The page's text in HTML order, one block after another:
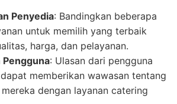
Penyedia: Bandingkan beberapa
untuk memilih yang terbaik
harga, dan pelayanan.
Pengguna: Ulasan dari pengguna
memberikan wawasan tentang
dengan layanan catering